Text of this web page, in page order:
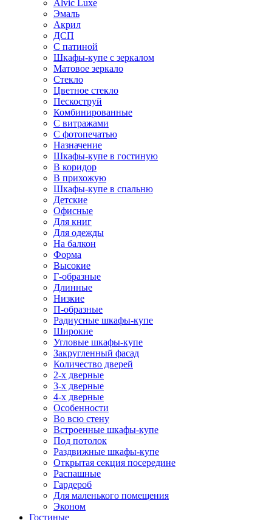
Alvic Luxe
Эмаль
Акрил
ДСП
С патиной
Шкафы-купе с зеркалом
Матовое зеркало
Стекло
Цветное стекло
Пескоструй
Комбинированные
С витражами
С фотопечатью
Назначение
Шкафы-купе в гостиную
В коридор
В прихожую
Шкафы-купе в спальню
Детские
Офисные
Для книг
Для одежды
На балкон
Форма
Высокие
Г-образные
Длинные
Низкие
П-образные
Радиусные шкафы-купе
Широкие
Угловые шкафы-купе
Закругленный фасад
Количество дверей
2-х дверные
3-х дверные
4-х дверные
Особенности
Во всю стену
Встроенные шкафы-купе
Под потолок
Раздвижные шкафы-купе
Открытая секция посередине
Распашные
Гардероб
Для маленького помещения
Эконом
Гостиные